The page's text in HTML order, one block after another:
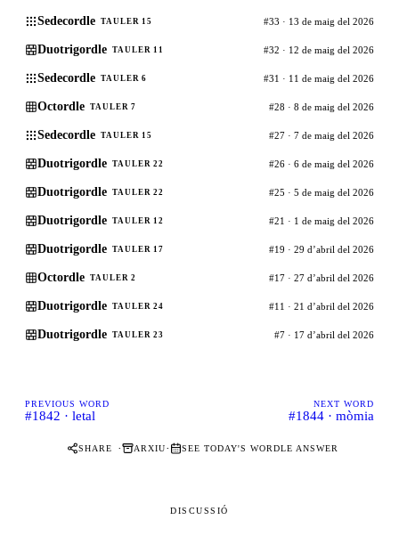
Sedecordle TAULER 15 #33 · 13 de maig del 2026
Duotrigordle TAULER 11 #32 · 12 de maig del 2026
Sedecordle TAULER 6 #31 · 11 de maig del 2026
Octordle TAULER 7 #28 · 8 de maig del 2026
Sedecordle TAULER 15 #27 · 7 de maig del 2026
Duotrigordle TAULER 22 #26 · 6 de maig del 2026
Duotrigordle TAULER 22 #25 · 5 de maig del 2026
Duotrigordle TAULER 12 #21 · 1 de maig del 2026
Duotrigordle TAULER 17 #19 · 29 d’abril del 2026
Octordle TAULER 2 #17 · 27 d’abril del 2026
Duotrigordle TAULER 24 #11 · 21 d’abril del 2026
Duotrigordle TAULER 23 #7 · 17 d’abril del 2026
PREVIOUS WORD
#1842 · letal
NEXT WORD
#1844 · mòmia
SHARE · ARXIU· SEE TODAY'S WORDLE ANSWER
DISCUSSIÓ